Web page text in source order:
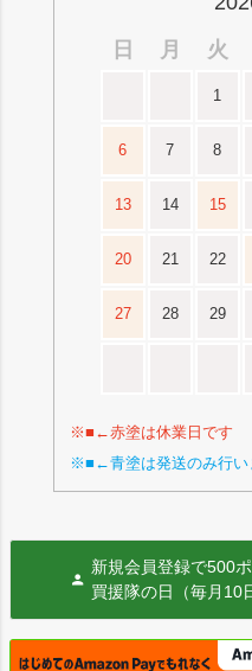
日
月 火
1
6 7 8
13 14 15
20 21 22
27 28 29
※■←赤塗は休業日です
※■←青塗は発送のみ行い
新規会員登録で500
買援隊の日（毎月10